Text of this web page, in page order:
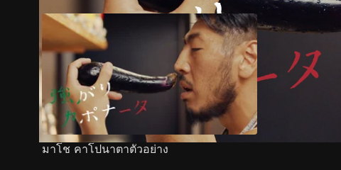
มาโช คาโปนาตาตัวอย่าง